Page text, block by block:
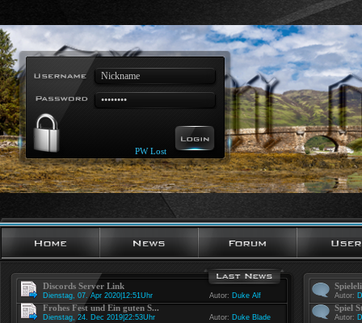
PW Lost
Discords Server Link
Dienstag, 07. Apr 2020|12:51Uhr Autor: Duke Alf
Frohes Fest und Ein guten S...
Dienstag, 24. Dec 2019|22:53Uhr Autor: Duke Blade
Autor:
Spiel
Autor: